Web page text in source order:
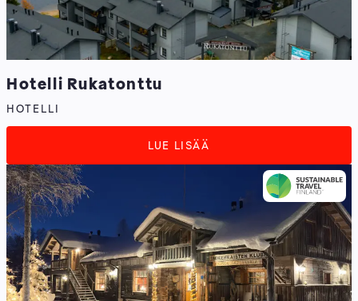
Hotelli Rukatonttu
HOTELLI
LUE LISÄÄ